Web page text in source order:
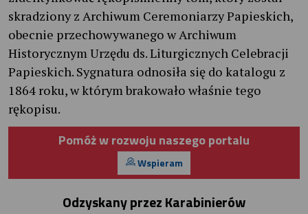
skradziony z Archiwum Ceremoniarzy Papieskich,
obecnie przechowywanego w Archiwum
Historycznym Urzędu ds. Liturgicznych Celebracji
Papieskich. Sygnatura odnosiła się do katalogu z
1864 roku, w którym brakowało właśnie tego
rękopisu.
Pomóż w rozwoju naszego portalu
Wspieram
Odzyskany przez Karabinierów